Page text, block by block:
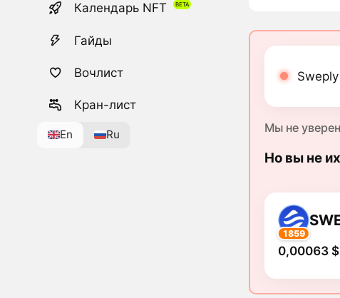
Календарь NFT
Гайды
Вочлист
Кран-лист
En Ru Мы не
Но вы не
1859
0,00063 $